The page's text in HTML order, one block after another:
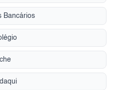
Bancários